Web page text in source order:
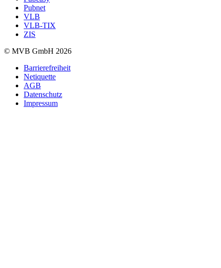
Pubnet
VLB
VLB-TIX
ZIS
© MVB GmbH 2026
Barrierefreiheit
Netiquette
AGB
Datenschutz
Impressum